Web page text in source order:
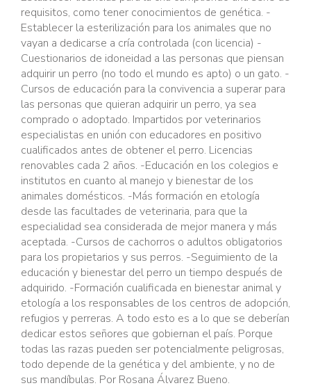
requisitos, como tener conocimientos de genética. -
Establecer la esterilización para los animales que no
vayan a dedicarse a cría controlada (con licencia) -
Cuestionarios de idoneidad a las personas que piensan
adquirir un perro (no todo el mundo es apto) o un gato. -
Cursos de educación para la convivencia a superar para
las personas que quieran adquirir un perro, ya sea
comprado o adoptado. Impartidos por veterinarios
especialistas en unión con educadores en positivo
cualificados antes de obtener el perro. Licencias
renovables cada 2 años. -Educación en los colegios e
institutos en cuanto al manejo y bienestar de los
animales domésticos. -Más formación en etología
desde las facultades de veterinaria, para que la
especialidad sea considerada de mejor manera y más
aceptada. -Cursos de cachorros o adultos obligatorios
para los propietarios y sus perros. -Seguimiento de la
educación y bienestar del perro un tiempo después de
adquirido. -Formación cualificada en bienestar animal y
etología a los responsables de los centros de adopción,
refugios y perreras. A todo esto es a lo que se deberían
dedicar estos señores que gobiernan el país. Porque
todas las razas pueden ser potencialmente peligrosas,
todo depende de la genética y del ambiente, y no de
sus mandíbulas. Por Rosana Álvarez Bueno.